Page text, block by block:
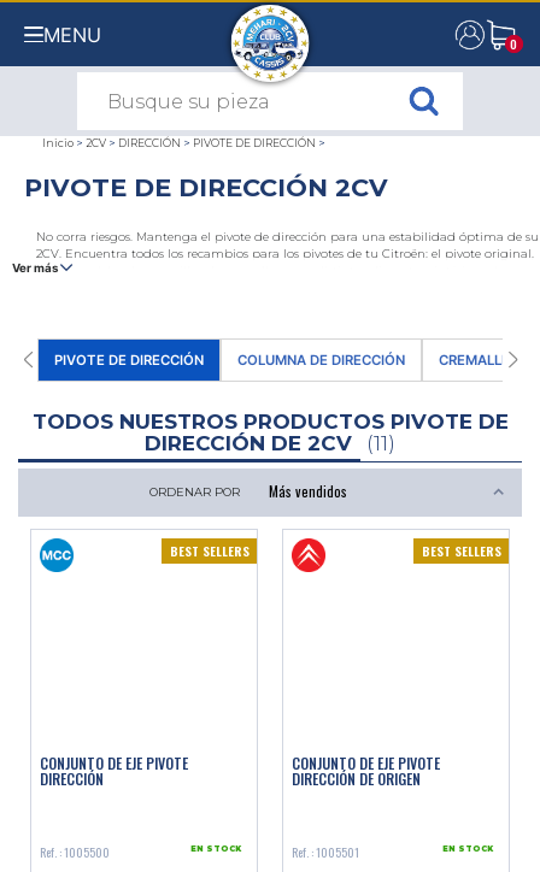
MENU 0
0
Inicio > 2CV > DIRECCIÓN > PIVOTE DE DIRECCIÓN >
PIVOTE DE DIRECCIÓN 2CV
No corra riesgos. Mantenga el pivote de dirección para una estabilidad óptima de su
2CV. Encuentra todos los recambios para los pivotes de tu Citroën: el pivote original,
varios medelos de casquillos de cremallera con distintos diametros intériores, los
Ver más
PIVOTE DE DIRECCIÓN COLUMNA DE DIRECCIÓN CREMALLERA
TODOS NUESTROS PRODUCTOS PIVOTE DE
DIRECCIÓN DE 2CV
(11)
ORDENAR POR
BEST SELLERS
CONJUNTO DE EJE PIVOTE
DIRECCIÓN
Ref. : 1005500 EN STOCK
BEST SELLERS
CONJUNTO DE EJE PIVOTE
DIRECCIÓN DE ORIGEN
Ref. : 1005501 EN STOCK